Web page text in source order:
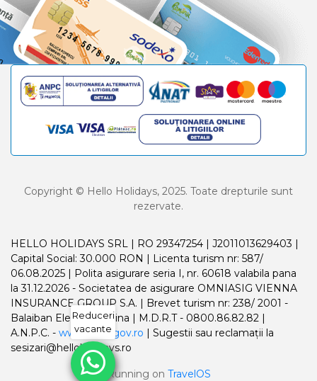
Copyright © Hello Holidays, 2025. Toate drepturile sunt
rezervate.
HELLO HOLIDAYS SRL | RO 29347254 | J2011013629403 |
Capital Social: 30.000 RON | Licenta turism nr: 587/
06.08.2025 | Polita asigurare seria I, nr. 60618 valabila pana
la 31.12.2026 - Societatea de asigurare OMNIASIG VIENNA
INSURANCE GROUP S.A. | Brevet turism nr: 238/ 2001 -
Balaiban Elena Madalina | M.D.R.T - 0800.86.82.82 |
A.N.P.C. - www.anpc.gov.ro | Sugestii sau reclamații la
sesizari@helloholidays.ro
Running on TravelOS
Reduceri
vacante